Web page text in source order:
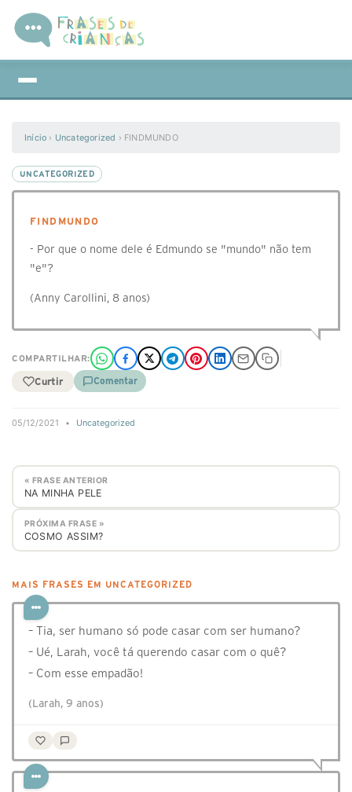
Início › Uncategorized › FINDMUNDO
UNCATEGORIZED
FINDMUNDO
- Por que o nome dele é Edmundo se "mundo" não tem
"e"?
(Anny Carollini, 8 anos)
COMPARTILHAR:
Curtir Comentar
05/12/2021 • Uncategorized
« FRASE ANTERIOR
NA MINHA PELE
PRÓXIMA FRASE »
COSMO ASSIM?
MAIS FRASES EM UNCATEGORIZED
– Tia, ser humano só pode casar com ser humano?
– Ué, Larah, você tá querendo casar com o quê?
– Com esse empadão!
(Larah, 9 anos)